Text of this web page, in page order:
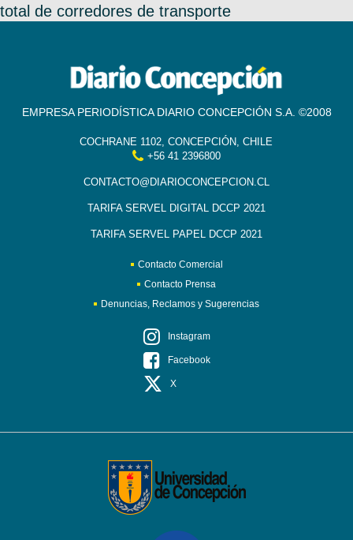
total de corredores de transporte
EMPRESA PERIODÍSTICA DIARIO CONCEPCIÓN S.A. ©2008
COCHRANE 1102, CONCEPCIÓN, CHILE
+56 41 2396800
CONTACTO@DIARIOCONCEPCION.CL
TARIFA SERVEL DIGITAL DCCP 2021
TARIFA SERVEL PAPEL DCCP 2021
Contacto Comercial
Contacto Prensa
Denuncias, Reclamos y Sugerencias
Instagram
Facebook
X